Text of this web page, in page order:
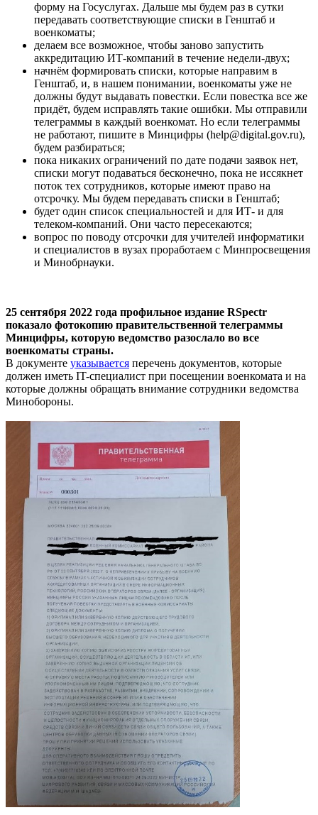
форму на Госуслугах. Дальше мы будем раз в сутки
передавать соответствующие списки в Генштаб и
военкоматы;
делаем все возможное, чтобы заново запустить
аккредитацию ИТ-компаний в течение недели-двух;
начнём формировать списки, которые направим в
Генштаб, и, в нашем понимании, военкоматы уже не
должны будут выдавать повестки. Если повестка все же
придёт, будем исправлять такие ошибки. Мы отправили
телеграммы в каждый военкомат. Но если телеграммы
не работают, пишите в Минцифры (help@digital.gov.ru),
будем разбираться;
пока никаких ограничений по дате подачи заявок нет,
списки могут подаваться бесконечно, пока не иссякнет
поток тех сотрудников, которые имеют право на
отсрочку. Мы будем передавать списки в Генштаб;
будет один список специальностей и для ИТ- и для
телеком-компаний. Они часто пересекаются;
вопрос по поводу отсрочки для учителей информатики
и специалистов в вузах проработаем с Минпросвещения
и Минобрнауки.
25 сентября 2022 года профильное издание RSpectr
показало фотокопию правительственной телеграммы
Минцифры, которую ведомство разослало во все
военкоматы страны.
В документе указывается перечень документов, которые
должен иметь IT-специалист при посещении военкомата и на
которые должны обращать внимание сотрудники ведомства
Минобороны.